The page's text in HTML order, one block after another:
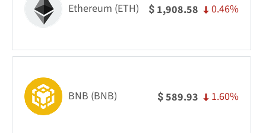
Ethereum (ETH) $ 1,908.58 0.46%
BNB (BNB) $589.93 1.60%